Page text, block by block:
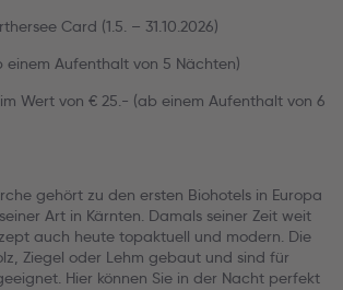
Card (1.5. – 31.10.2026)
einem Aufenthalt von 5 Nächten)
Wert von € 25.- (ab einem Aufenthalt von 6
gehört zu den ersten Biohotels in Europa
Art in Kärnten. Damals seiner Zeit weit
auch heute topaktuell und modern. Die
Ziegel oder Lehm gebaut und sind für
Hier können Sie in der Nacht perfekt